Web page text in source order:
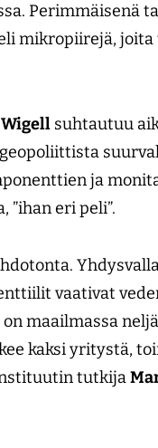
Perimmäisenä
mikropiirejä,
suhtautuu
ja
”ihan eri peli”.
vaativat
maailmassa
kaksi yritystä,
tutkija